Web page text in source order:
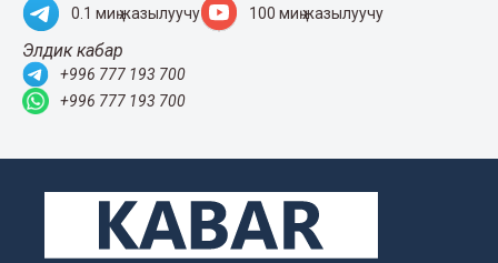
0.1 миң жазылуучу 100 миң жазылуучу
Элдик кабар
+996 777 193 700
+996 777 193 700